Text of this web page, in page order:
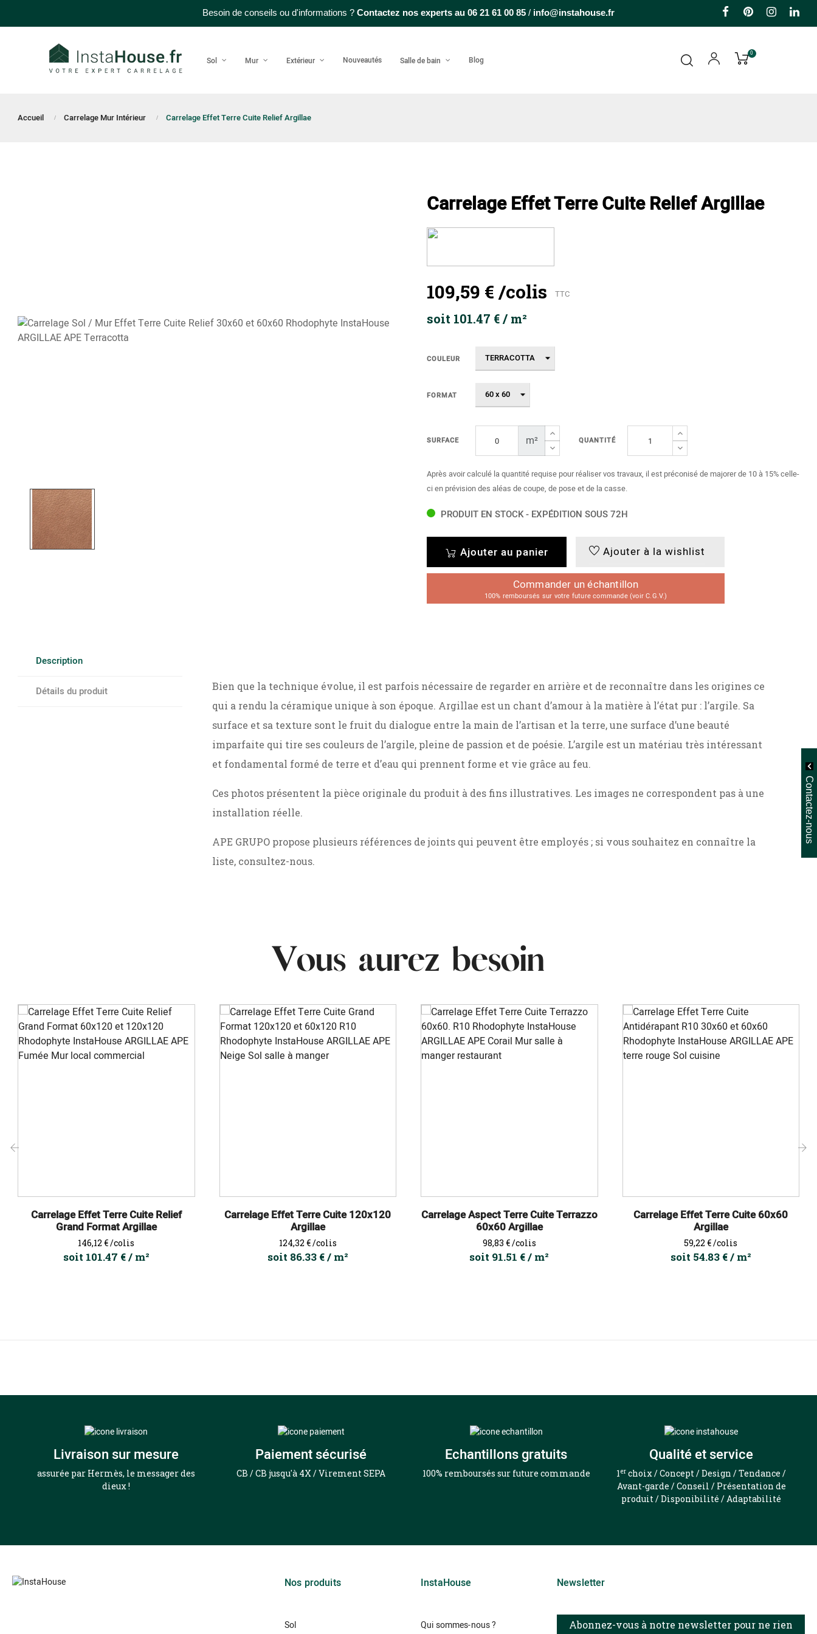
Besoin de conseils ou d'informations ? Contactez nos experts au 06 21 61 00 85 / info@instahouse.fr FacebookPinterest
Sol Mur Extérieur Nouveautés Salle de bain Blog
0
Accueil Carrelage Mur Intérieur Carrelage Effet Terre Cuite Relief Argillae
Carrelage Effet Terre Cuite Relief Argillae
109,59 € /colis TTC
soit 101.47 € / m²
COULEUR
FORMAT
SURFACE m² QUANTITÉ
Après avoir calculé la quantité requise pour réaliser vos travaux, il est préconisé de majorer de 10 à 15% celle-
ci en prévision des aléas de coupe, de pose et de la casse.
PRODUIT EN STOCK - EXPÉDITION SOUS 72H
Ajouter au panier Ajouter à la wishlist
Commander un échantillon
100% remboursés sur votre future commande (voir C.G.V.)
Description
Détails du produit
Bien que la technique évolue, il est parfois nécessaire de regarder en arrière et de reconnaître dans les origines ce
qui a rendu la céramique unique à son époque. Argillae est un chant d’amour à la matière à l’état pur : l’argile. Sa
surface et sa texture sont le fruit du dialogue entre la main de l’artisan et la terre, une surface d’une beauté
imparfaite qui tire ses couleurs de l’argile, pleine de passion et de poésie. L’argile est un matériau très intéressant
et fondamental formé de terre et d’eau qui prennent forme et vie grâce au feu.
Ces photos présentent la pièce originale du produit à des fins illustratives. Les images ne correspondent pas à une
installation réelle.
APE GRUPO propose plusieurs références de joints qui peuvent être employés ; si vous souhaitez en connaître la
liste, consultez-nous.
Vous aurez besoin
Carrelage Effet Terre Cuite Relief
Grand Format Argillae
Prix
146,12 €/colis
soit 101.47 € / m²
Carrelage Effet Terre Cuite 120x120
Argillae
Prix
124,32 €/colis
soit 86.33 € / m²
Carrelage Aspect Terre Cuite Terrazzo
60x60 Argillae
Prix
98,83 €/colis
soit 91.51 € / m²
Carrelage Effet Terre Cuite 60x60
Argillae
Prix
59,22 €/colis
soit 54.83 € / m²
Livraison sur mesure
assurée par Hermès, le messager des
dieux !
Paiement sécurisé
CB / CB jusqu'à 4X / Virement SEPA
Echantillons gratuits
100% remboursés sur future commande
Qualité et service
1er choix / Concept / Design / Tendance /
Avant-garde / Conseil / Présentation de
produit / Disponibilité / Adaptabilité
Nos produits
Sol
InstaHouse
Qui sommes-nous ?
Newsletter
Abonnez-vous à notre newsletter pour ne rien
Contactez-nous